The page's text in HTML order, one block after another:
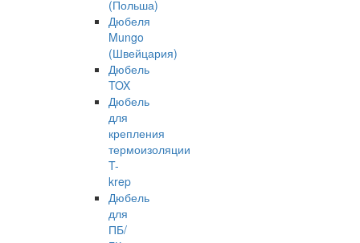
(Польша)
Дюбеля
Mungo
(Швейцария)
Дюбель
TOX
Дюбель
для
крепления
термоизоляции
T-
krep
Дюбель
для
ПБ/